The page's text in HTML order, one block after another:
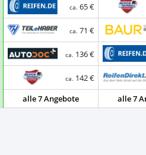
ca.65 €
ca.71 €
ca. 136 €
ca. 142 €
alle 7 Angebote
alle 7